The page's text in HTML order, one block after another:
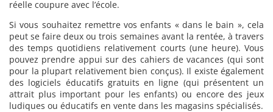
réelle coupure avec l’école.
Si vous souhaitez remettre vos enfants « dans le bain », cela
peut se faire deux ou trois semaines avant la rentée, à travers
des temps quotidiens relativement courts (une heure). Vous
pouvez prendre appui sur des cahiers de vacances (qui sont
pour la plupart relativement bien conçus). Il existe également
des logiciels éducatifs gratuits en ligne (qui présentent un
attrait plus important pour les enfants) ou encore des jeux
ludiques ou éducatifs en vente dans les magasins spécialisés.